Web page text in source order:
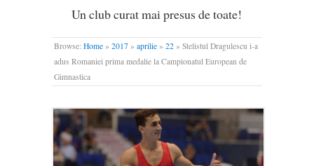
Un club curat mai presus de toate!
Browse: Home » 2017 » aprilie » 22 » Stelistul Dragulescu i-a
adus Romaniei prima medalie la Campionatul European de
Gimnastica